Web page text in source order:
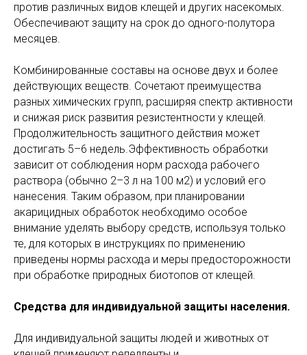
против различных видов клещей и других насекомых.
Обеспечивают защиту на срок до одного-полутора
месяцев.
Комбинированные составы на основе двух и более
действующих веществ. Сочетают преимущества
разных химических групп, расширяя спектр активности
и снижая риск развития резистентности у клещей.
Продолжительность защитного действия может
достигать 5–6 недель.Эффективность обработки
зависит от соблюдения норм расхода рабочего
раствора (обычно 2–3 л на 100 м2) и условий его
нанесения. Таким образом, при планировании
акарицидных обработок необходимо особое
внимание уделять выбору средств, используя только
те, для которых в инструкциях по применению
приведены нормы расхода и меры предосторожности
при обработке природных биотопов от клещей.
Средства для индивидуальной защиты населения.
Для индивидуальной защиты людей и животных от